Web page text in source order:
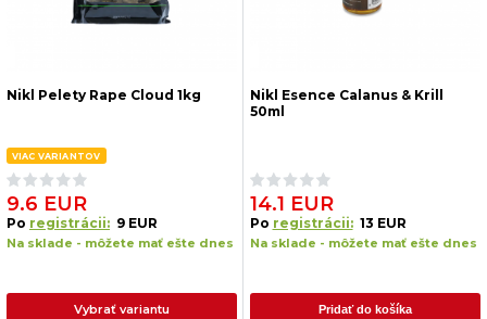
Nikl Pelety Rape Cloud 1kg
VIAC VARIANTOV
9.6 EUR
Po registrácii: 9 EUR
Na sklade - môžete mať ešte dnes
Vybrať variantu
Nikl Esence Calanus & Krill
50ml
14.1 EUR
Po registrácii: 13 EUR
Na sklade - môžete mať ešte dnes
Pridať do košíka